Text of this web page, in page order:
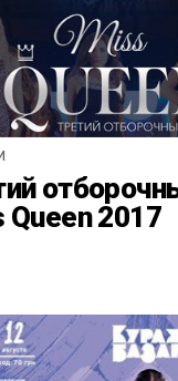
Queen 2017